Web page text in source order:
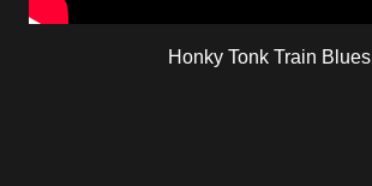
Honky Tonk Train Blues